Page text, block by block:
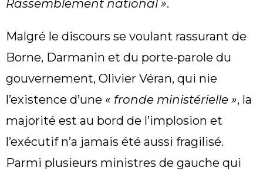
Rassemblement national ».
Malgré le discours se voulant rassurant de
Borne, Darmanin et du porte-parole du
gouvernement, Olivier Véran, qui nie
l’existence d’une « fronde ministérielle », la
majorité est au bord de l’implosion et
l’exécutif n’a jamais été aussi fragilisé.
Parmi plusieurs ministres de gauche qui